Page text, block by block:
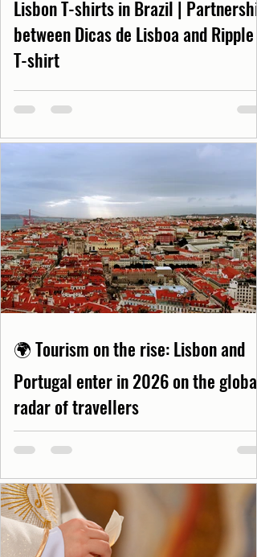
Lisbon T-shirts in Brazil | Partnership
between Dicas de Lisboa and Ripple
T-shirt
🌍 Tourism on the rise: Lisbon and
Portugal enter in 2026 on the global
radar of travellers